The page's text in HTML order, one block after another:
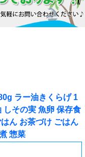
ラー油きくらげ 1
しその実 魚卵 保存食
ん お茶づけ ごはん
惣菜